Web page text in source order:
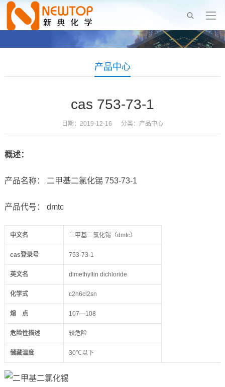
产品中心
cas 753-73-1
日期：2019-12-16 分类： 产品中心
概述：
产品名称： 二甲基二氯化锡 753-73-1
产品代号： dmtc
中文名 二甲基二氯化锡（dmtc）
cas登录号 753-73-1
英文名 dimethyltin dichloride
化学式 c2h6cl2sn
熔 点 107—108
危险性描述 较危险
储藏温度 30℃以下